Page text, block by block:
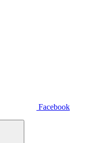
Facebook